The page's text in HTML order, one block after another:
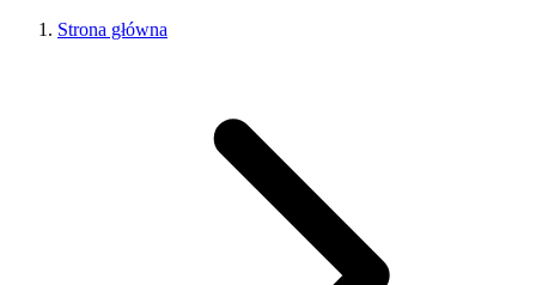
Strona główna